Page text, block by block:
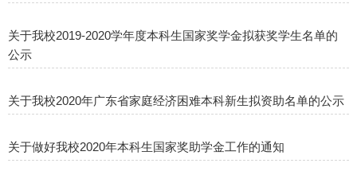
关于我校2019-2020学年度本科生国家奖学金拟获奖学生名单的
公示
关于我校2020年广东省家庭经济困难本科新生拟资助名单的公示
关于做好我校2020年本科生国家奖助学金工作的通知